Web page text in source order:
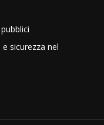
sicurezza nel